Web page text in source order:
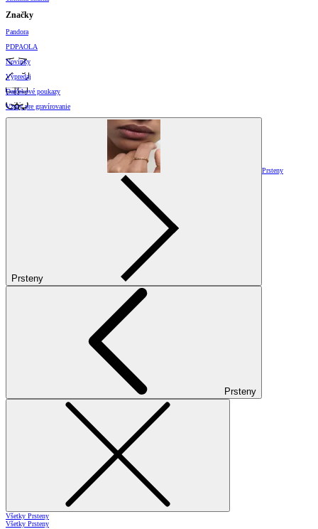
Značky
Pandora
PDPAOLA
Novinky
Výpredaj
Darčekové poukazy
Vzory pre gravírovanie
Prsteny
Prsteny
Prsteny
Všetky Prsteny
Všetky Prsteny